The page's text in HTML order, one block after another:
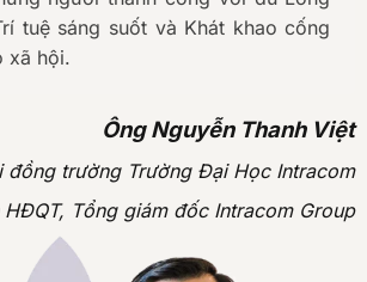
HĐQT, Tổng giám đốc Intracom Group